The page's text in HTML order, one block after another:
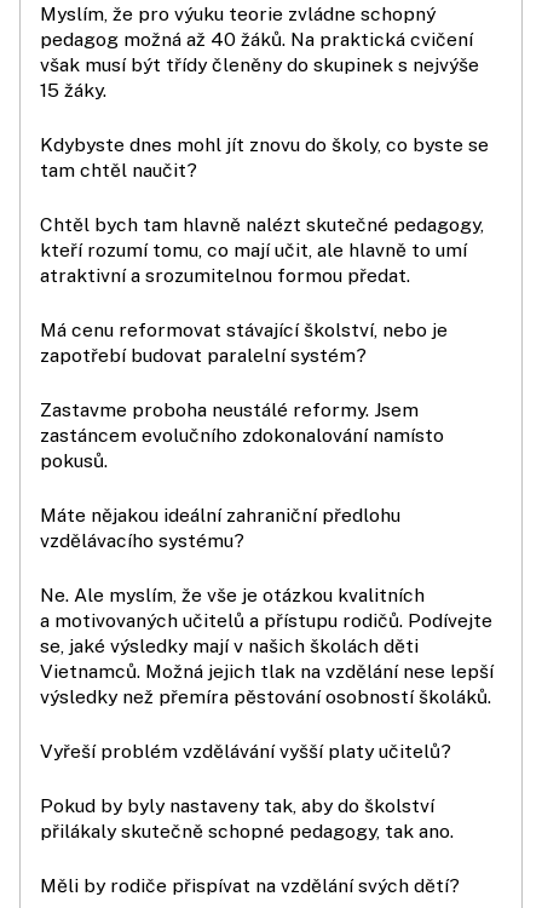
Myslím, že pro výuku teorie zvládne schopný
pedagog možná až 40 žáků. Na praktická cvičení
však musí být třídy členěny do skupinek s nejvýše
15 žáky.
Kdybyste dnes mohl jít znovu do školy, co byste se
tam chtěl naučit?
Chtěl bych tam hlavně nalézt skutečné pedagogy,
kteří rozumí tomu, co mají učit, ale hlavně to umí
atraktivní a srozumitelnou formou předat.
Má cenu reformovat stávající školství, nebo je
zapotřebí budovat paralelní systém?
Zastavme proboha neustálé reformy. Jsem
zastáncem evolučního zdokonalování namísto
pokusů.
Máte nějakou ideální zahraniční předlohu
vzdělávacího systému?
Ne. Ale myslím, že vše je otázkou kvalitních
a motivovaných učitelů a přístupu rodičů. Podívejte
se, jaké výsledky mají v našich školách děti
Vietnamců. Možná jejich tlak na vzdělání nese lepší
výsledky než přemíra pěstování osobností školáků.
Vyřeší problém vzdělávání vyšší platy učitelů?
Pokud by byly nastaveny tak, aby do školství
přilákaly skutečně schopné pedagogy, tak ano.
Měli by rodiče přispívat na vzdělání svých dětí?